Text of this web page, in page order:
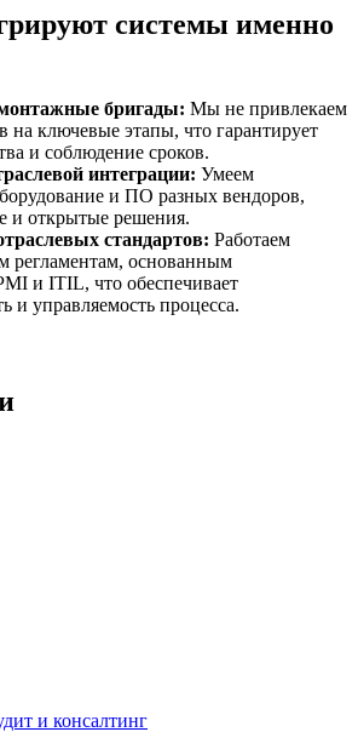
системы именно
бригады: Мы не привлекаем
на ключевые этапы, что гарантирует
и соблюдение сроков.
интеграции: Умеем
и ПО разных вендоров,
и открытые решения.
стандартов: Работаем
регламентам, основанным
и ITIL, что обеспечивает
и управляемость процесса.
и консалтинг